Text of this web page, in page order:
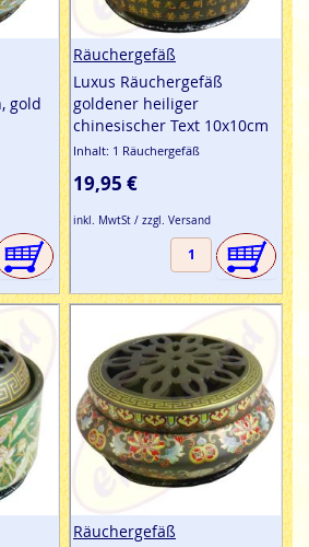
gold
Räuchergefäß
Luxus Räuchergefäß
goldener heiliger
chinesischer Text 10x10cm
Inhalt: 1 Räuchergefäß
19,95 €
inkl. MwtSt / zzgl. Versand
Räuchergefäß